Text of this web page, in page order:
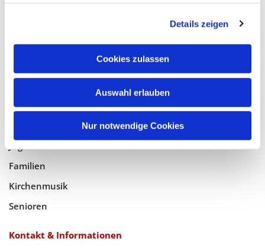
Details zeigen
Cookies zulassen
Auswahl erlauben
Nur notwendige Cookies
Geistlicher Raum
Taufe, Kommunion & Trauung
Familien
Kirchenmusik
Senioren
Kontakt & Informationen